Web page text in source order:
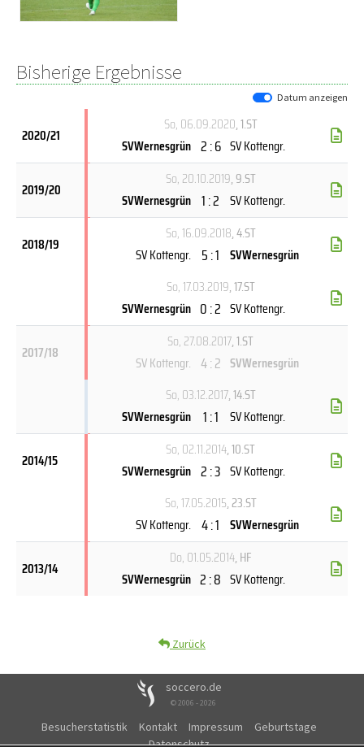
Bisherige Ergebnisse
Datum anzeigen
2020/21
So, 06.09.2020, 1.ST
SVWernesgrün 2 : 6 SV Kottengr.
2019/20
So, 20.10.2019, 9.ST
SVWernesgrün 1 : 2 SV Kottengr.
2018/19
So, 16.09.2018, 4.ST
SV Kottengr. 5 : 1 SVWernesgrün
So, 17.03.2019, 17.ST
SVWernesgrün 0 : 2 SV Kottengr.
2017/18
So, 27.08.2017, 1.ST
SV Kottengr. 4 : 2 SVWernesgrün
So, 03.12.2017, 14.ST
SVWernesgrün
1 : 1 SV Kottengr.
2014/15
So, 02.11.2014, 10.ST
SVWernesgrün 2 : 3 SV Kottengr.
So, 17.05.2015, 23.ST
SV Kottengr. 4 : 1 SVWernesgrün
2013/14
Do, 01.05.2014, HF
SVWernesgrün 2 : 8 SV Kottengr.
Zurück
soccero.de
© 2006 - 2026
Besucherstatistik Kontakt Impressum
Geburtstage
Datenschutz